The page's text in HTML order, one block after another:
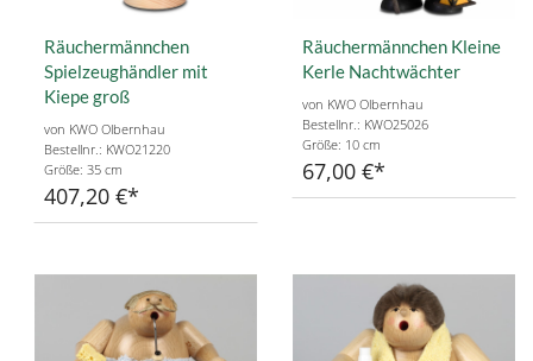
Räuchermännchen
Spielzeughändler mit
Kiepe groß
von KWO Olbernhau
Bestellnr.: KWO21220
Größe: 35 cm
407,20 €
Räuchermännchen Kleine
Kerle Nachtwächter
von KWO Olbernhau
Bestellnr.: KWO25026
Größe: 10 cm
67,00 €